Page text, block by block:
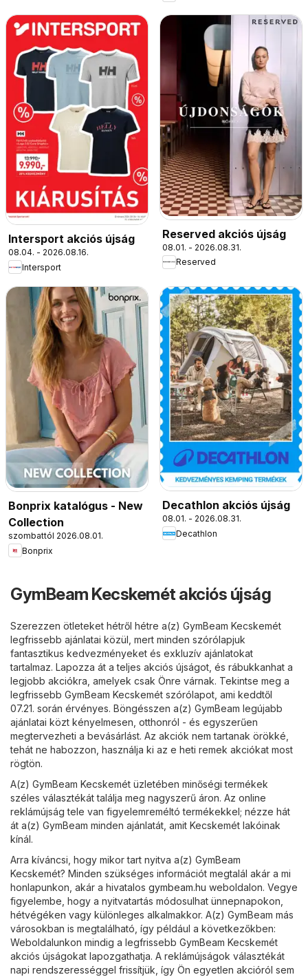
Intersport akciós újság
08.04. - 2026.08.16.
Intersport
Reserved akciós újság
08.01. - 2026.08.31.
Reserved
Bonprix katalógus - New
Collection
szombattól 2026.08.01.
Bonprix
Decathlon akciós újság
08.01. - 2026.08.31.
Decathlon
GymBeam Kecskemét akciós újság
Szerezzen ötleteket hétről hétre a(z) GymBeam Kecskemét
legfrissebb ajánlatai közül, mert minden szórólapjuk
fantasztikus kedvezményeket és exkluzív ajánlatokat
tartalmaz. Lapozza át a teljes akciós újságot, és rábukkanhat a
legjobb akciókra, amelyek csak Önre várnak. Tekintse meg a
legfrissebb GymBeam Kecskemét szórólapot, ami keddtől
07.21. során érvényes. Böngésszen a(z) GymBeam legújabb
ajánlatai közt kényelmesen, otthonról - és egyszerűen
megtervezheti a bevásárlást. Az akciók nem tartanak örökké,
tehát ne habozzon, használja ki az e heti remek akciókat most
rögtön.
A(z) GymBeam Kecskemét üzletében minőségi termékek
széles választékát találja meg nagyszerű áron. Az online
reklámújság tele van figyelemreméltó termékekkel; nézze hát
át a(z) GymBeam minden ajánlatát, amit Kecskemét lakóinak
kínál.
Arra kíváncsi, hogy mikor tart nyitva a(z) GymBeam
Kecskemét? Minden szükséges információt megtalál akár a mi
honlapunkon, akár a hivatalos gymbeam.hu weboldalon. Vegye
figyelembe, hogy a nyitvatartás módosulhat ünnepnapokon,
hétvégéken vagy különleges alkalmakkor. A(z) GymBeam más
városokban is megtalálható, így például a következőkben:
Weboldalunkon mindig a legfrissebb GymBeam Kecskemét
akciós újságokat lapozgathatja. A reklámújságok választékát
napi rendszerességgel frissítjük, így Ön egyetlen akcióról sem